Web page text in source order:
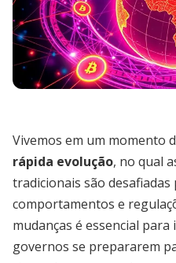
Vivemos em um momento
rápida evolução, no qual
tradicionais são
comportamentos e
mudanças é essencial
governos se prepararem